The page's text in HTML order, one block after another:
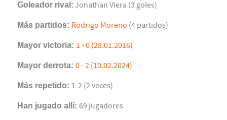
Goleador rival: Jonathan Viera (3 goles)
Más partidos: Rodrigo Moreno (4 partidos)
Mayor victoria: 1 - 0 (28.01.2016)
Mayor derrota: 0 - 2 (10.02.2024)
Más repetido: 1-2 (2 veces)
Han jugado allí: 69 jugadores